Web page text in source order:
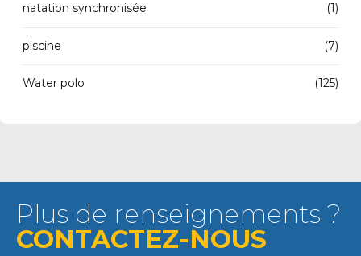
natation synchronisée (1)
piscine (7)
Water polo (125)
Plus de renseignements ?
CONTACTEZ-NOUS